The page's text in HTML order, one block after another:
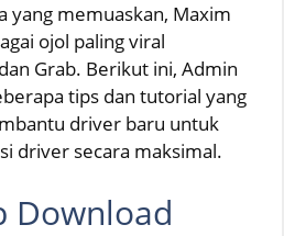
yang memuaskan, Maxim
ojol paling viral
Grab. Berikut ini, Admin
tips dan tutorial yang
driver baru untuk
driver secara maksimal.
Download